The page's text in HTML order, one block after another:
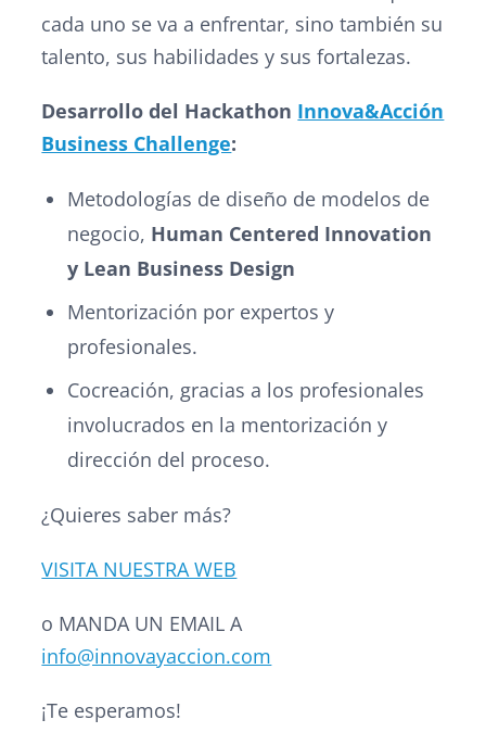
cada uno se va a enfrentar, sino también su
talento, sus habilidades y sus fortalezas.
Desarrollo del Hackathon Innova&Acción
Business Challenge:
Metodologías de diseño de modelos de
negocio, Human Centered Innovation
y Lean Business Design
Mentorización por expertos y
profesionales.
Cocreación, gracias a los profesionales
involucrados en la mentorización y
dirección del proceso.
¿Quieres saber más?
VISITA NUESTRA WEB
o MANDA UN EMAIL A
info@innovayaccion.com
¡Te esperamos!